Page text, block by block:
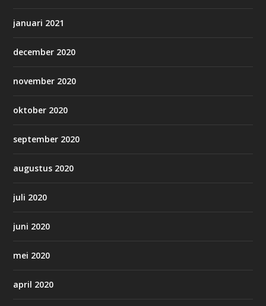
januari 2021
december 2020
november 2020
oktober 2020
september 2020
augustus 2020
juli 2020
juni 2020
mei 2020
april 2020